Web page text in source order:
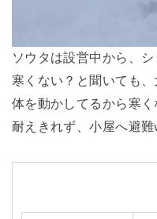
ソウタは設営中から、
寒くない？と聞いても
体を動かしてるから寒
耐えきれず、小屋へ避難